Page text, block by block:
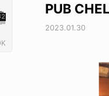
PUB
2023.01.30